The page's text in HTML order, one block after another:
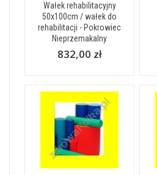
Wałek rehabilitacyjny
50x100cm / wałek do
rehabilitacji - Pokrowiec
Nieprzemakalny
832,00 zł